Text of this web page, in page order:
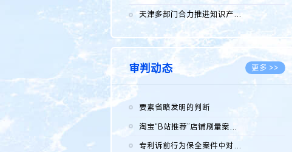
2026.08.05
天津多部门合力推进知识产权保护工作
2026.08.05
审判动态 更多 >>
要素省略发明的判断
淘宝“B站推荐”店铺刷量案维持原判，两被告连带赔偿150万元
专利诉前行为保全案件中对仿制药申请人曾作出三类声明的考量及违...